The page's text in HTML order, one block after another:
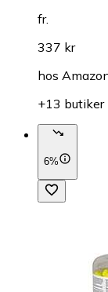
fr.
337 kr
hos
+13 butiker
6%